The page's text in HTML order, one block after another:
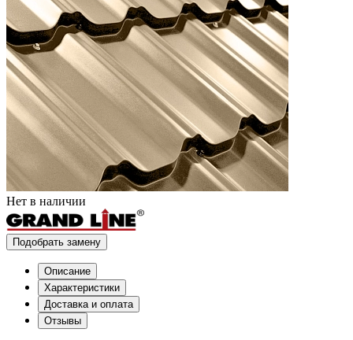
Нет в наличии
Подобрать замену
Описание
Характеристики
Доставка и оплата
Отзывы